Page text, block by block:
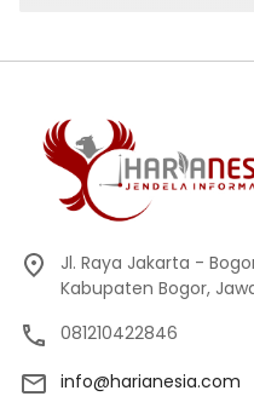
Jl. Raya Jakarta -
Kabupaten Bogor,
081210422846
info@harianesia.com